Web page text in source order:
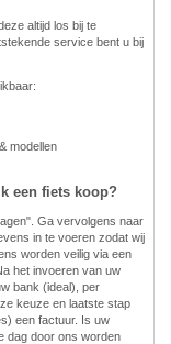
altijd los bij te
service bent u bij
modellen
een fiets koop?
Ga vervolgens naar
in te voeren zodat wij
worden veilig via een
het invoeren van uw
bank (ideal), per
keuze en laatste stap
een factuur. Is uw
dag door ons worden